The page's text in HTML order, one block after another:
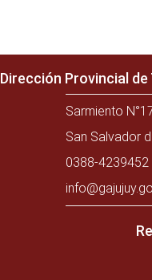
Dirección Provincial
Sarmiento
San Salvador
0388-